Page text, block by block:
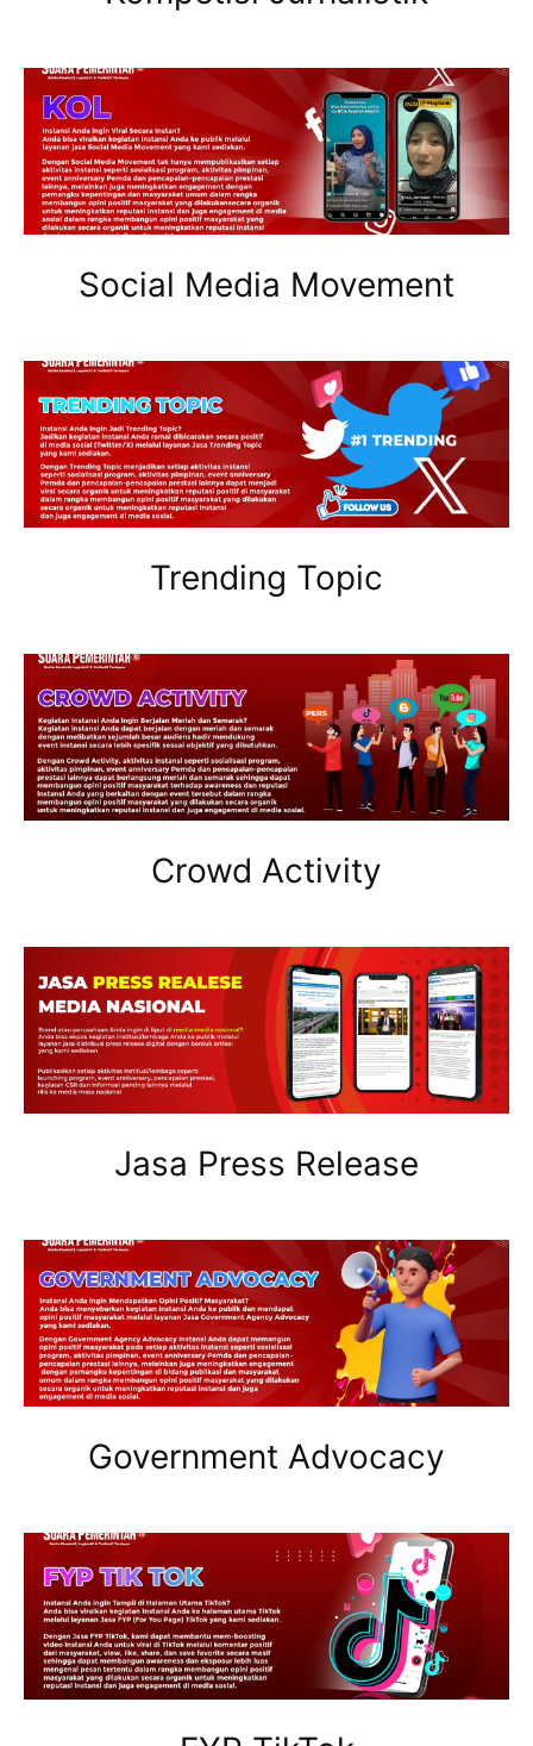
Social Media Movement
Trending Topic
Crowd Activity
Jasa Press Release
Government Advocacy